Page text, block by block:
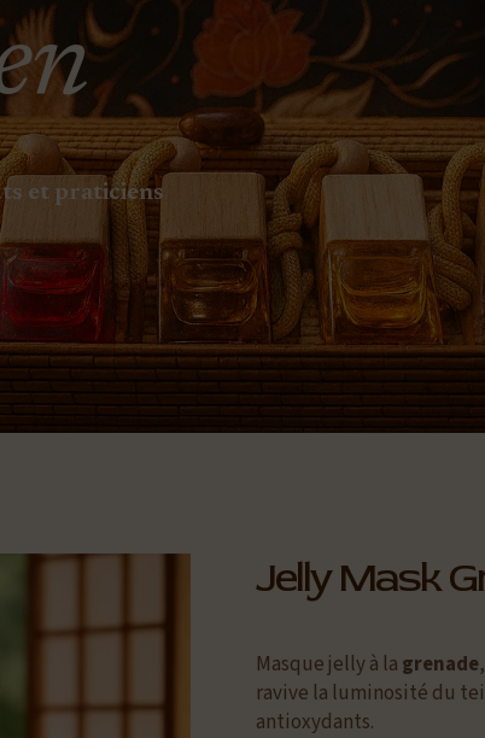
et praticiens
Jelly Mask
Masque jelly à la grenade
ravive la luminosité du
antioxydants.